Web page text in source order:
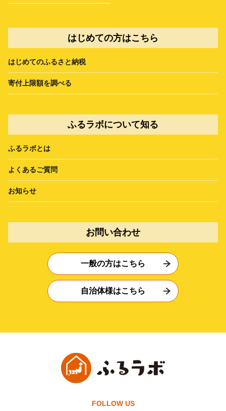
はじめての方はこちら
はじめてのふるさと納税
寄付上限額を調べる
ふるラボについて知る
ふるラボとは
よくあるご質問
お知らせ
お問い合わせ
一般の方はこちら
自治体様はこちら
FOLLOW US